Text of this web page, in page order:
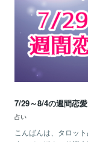
7/29～8/4の週間恋
占い
こんばんは、タロッ